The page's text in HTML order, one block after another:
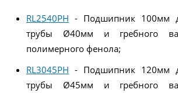
RL2540PH - Подшипник 100мм
трубы Ø40мм и гребного
полимерного фенола;
RL3045PH - Подшипник 120мм
трубы Ø45мм и гребного